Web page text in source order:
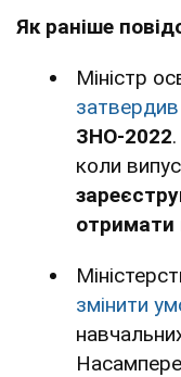
Як раніше
Міністр
затвердив
ЗНО-2022
коли
отримати
змінити